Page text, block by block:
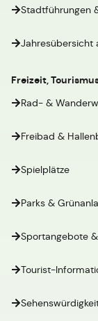
Stadtführungen
Jahresübersicht
Freizeit,
Rad- &
Freibad &
Spielplätze
Parks &
Sportangebote
Tourist-